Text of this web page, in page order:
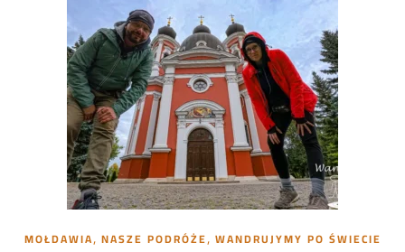
MOŁDAWIA, NASZE PODRÓŻE, WANDRUJYMY PO ŚWIECIE